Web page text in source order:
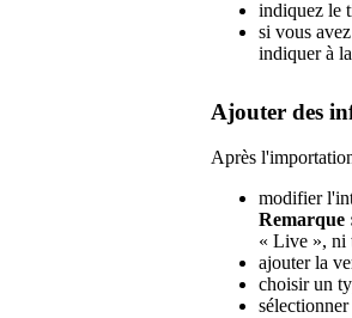
indiquez le
si vous
indiquer à
Ajouter des
Après
modifier
Remarque
« Live », ni
ajouter la
choisir un